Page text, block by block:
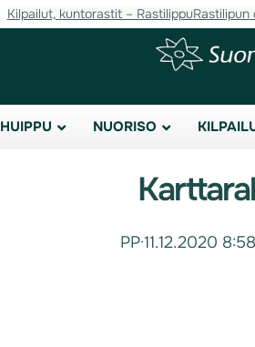
Kilpailut, kuntorastit – RastilippuRastilipun
HUIPPU NUORISO
PP·11.12.2020 8:58